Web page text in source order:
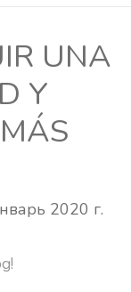
UNA
Y
2020 г.